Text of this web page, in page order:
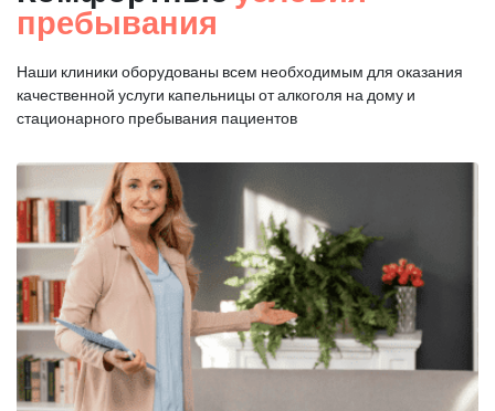
пребывания
Наши клиники оборудованы всем необходимым для оказания
качественной услуги капельницы от алкоголя на дому и
стационарного пребывания пациентов